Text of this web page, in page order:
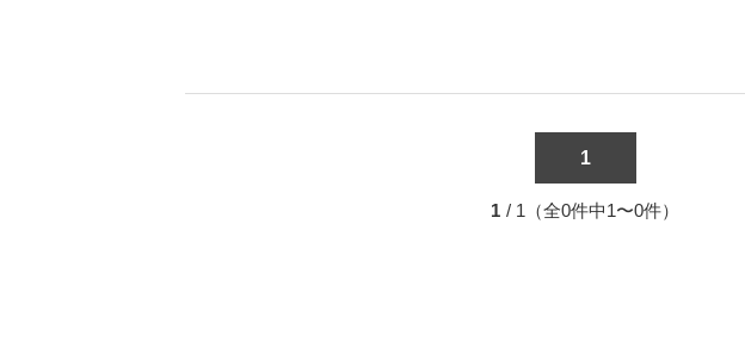
1
1 / 1（全0件中1〜0件）